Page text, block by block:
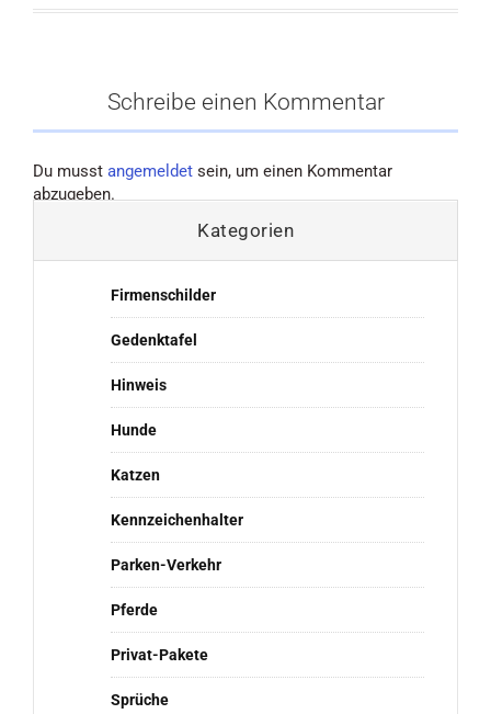
Schreibe einen Kommentar
Du musst angemeldet sein, um einen Kommentar
abzugeben.
Kategorien
Firmenschilder
Gedenktafel
Hinweis
Hunde
Katzen
Kennzeichenhalter
Parken-Verkehr
Pferde
Privat-Pakete
Sprüche